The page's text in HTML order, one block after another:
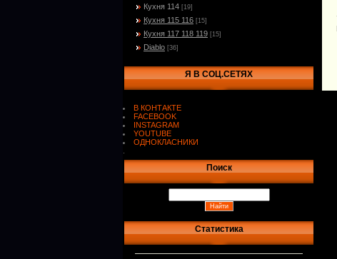
Кухня 114 [19]
Кухня 115 116 [15]
Кухня 117 118 119 [15]
Diablo [36]
Я В СОЦ.СЕТЯХ
В КОНТАКТЕ
FACEBOOK
INSTAGRAM
YOUTUBE
ОДНОКЛАСНИКИ
Поиск
Статистика